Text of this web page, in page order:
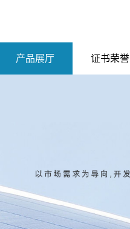
产品展厅 证书荣誉